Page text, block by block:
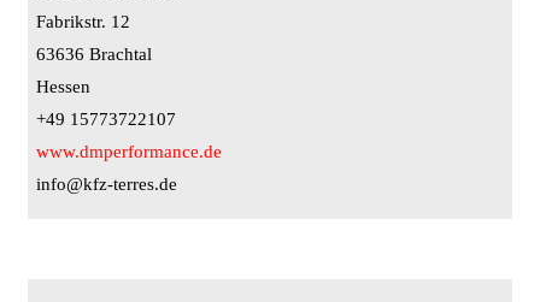
Fabrikstr. 12
63636 Brachtal
Hessen
+49 15773722107
www.dmperformance.de
info@kfz-terres.de